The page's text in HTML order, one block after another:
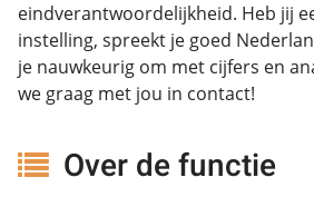
eindverantwoordelijkheid. Heb jij
instelling, spreekt je goed
je nauwkeurig om met cijfers en
we graag met jou in contact!
Over de functie